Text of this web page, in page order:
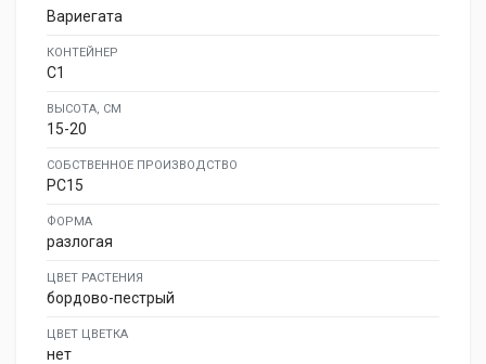
Вариегата
КОНТЕЙНЕР
C1
ВЫСОТА, СМ
15-20
СОБСТВЕННОЕ ПРОИЗВОДСТВО
PC15
ФОРМА
разлогая
ЦВЕТ РАСТЕНИЯ
бордово-пестрый
ЦВЕТ ЦВЕТКА
нет